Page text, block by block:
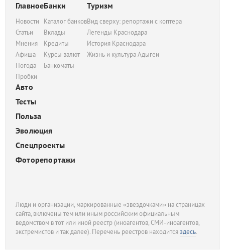
Главное
Новости
Статьи
Мнения
Афиша
Погода
Пробки
Банки
Каталог банков
Вклады
Кредиты
Курсы валют
Банкоматы
Туризм
Вид сверху: репортажи с коптера
Легенды Краснодара
История Краснодара
Жизнь и культура Адыгеи
Авто
Тесты
Польза
Эволюция
Спецпроекты
Фоторепортажи
Люди и организации, маркированные «звездочками» на страницах
сайта, включены тем или иным российским официальным
ведомством в тот или иной реестр (иноагентов, СМИ-иноагентов,
экстремистов и так далее). Перечень реестров находитсяздесь.